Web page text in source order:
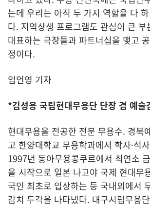
는데 우리는 아직 두 가지 역할을 다
다. 지역상생 프로그램도 관심이 큰
대표하는 극장들과 파트너십을 맺고
정이다.
임언영 기자
*김성용 국립현대무용단 단장 겸 예술
현대무용을 전공한 전문 무용수. 경북
고 한양대학교 무용학과에서 학사·석
1997년 동아무용콩쿠르에서 최연소
을 시작으로 일본 나고야 국제 현대무
국인 최초로 입상하는 등 국내외에서
감치 두각을 나타냈다. 대구시립무용